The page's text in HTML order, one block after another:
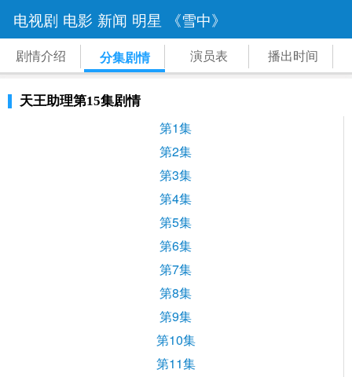
电视剧 电影 新闻 明星 《雪中》
剧情介绍 分集剧情 演员表 播出时间
天王助理第15集剧情
第1集
第2集
第3集
第4集
第5集
第6集
第7集
第8集
第9集
第10集
第11集